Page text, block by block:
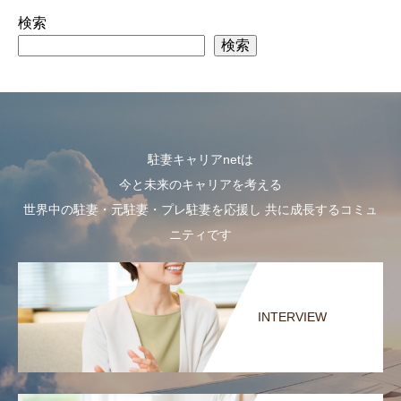
検索
検索
駐妻キャリアnetは
今と未来のキャリアを考える
世界中の駐妻・元駐妻・プレ駐妻を応援し 共に成長するコミュ
ニティです
INTERVIEW